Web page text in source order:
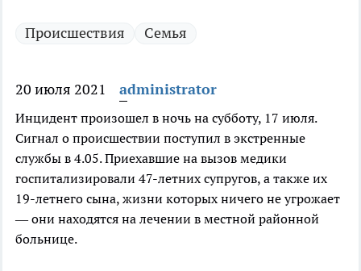
Происшествия Семья
20 июля 2021 administrator
Инцидент произошел в ночь на субботу, 17 июля.
Сигнал о происшествии поступил в экстренные
службы в 4.05. Приехавшие на вызов медики
госпитализировали 47-летних супругов, а также их
19-летнего сына, жизни которых ничего не угрожает
— они находятся на лечении в местной районной
больнице.